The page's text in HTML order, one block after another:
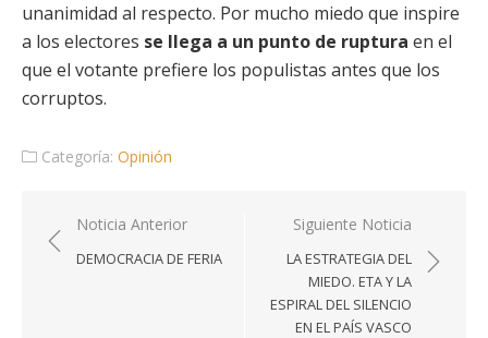
unanimidad al respecto. Por mucho miedo que inspire
a los electores se llega a un punto de ruptura en el
que el votante prefiere los populistas antes que los
corruptos.
Categoría: Opinión
Navegación
de
Noticia Anterior
DEMOCRACIA DE FERIA
Siguiente Noticia
LA ESTRATEGIA DEL
MIEDO. ETA Y LA
ESPIRAL DEL SILENCIO
EN EL PAÍS VASCO